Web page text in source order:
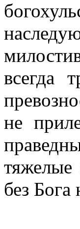
всегда
не
тяжелые
без Бога